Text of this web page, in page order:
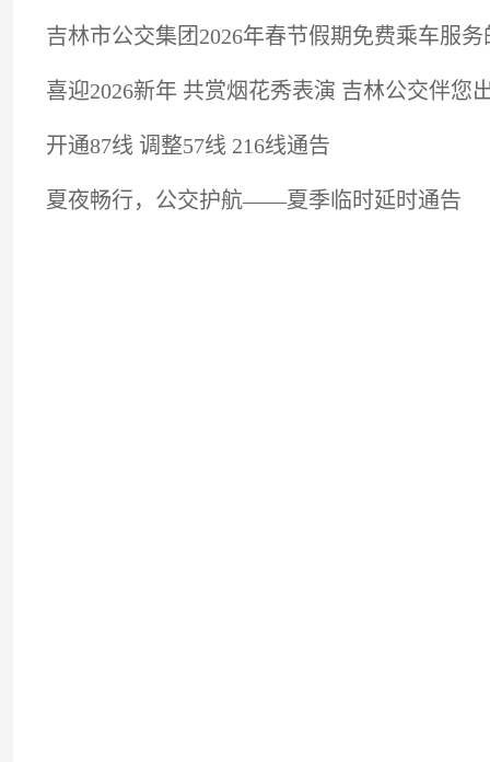
吉林市公交集团2026年春节假期免费乘车服务
喜迎2026新年 共赏烟花秀表演 吉林公交伴您
开通87线 调整57线 216线通告
夏夜畅行，公交护航——夏季临时延时通告